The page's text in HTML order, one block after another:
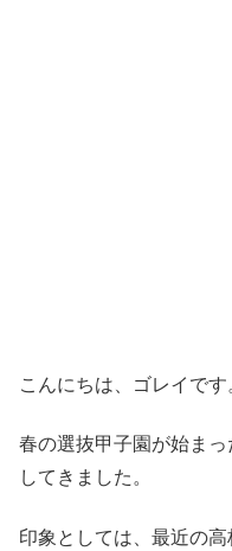
こんにちは、ゴレイです。
春の選抜甲子園が始ま
してきました。
印象としては、最近の